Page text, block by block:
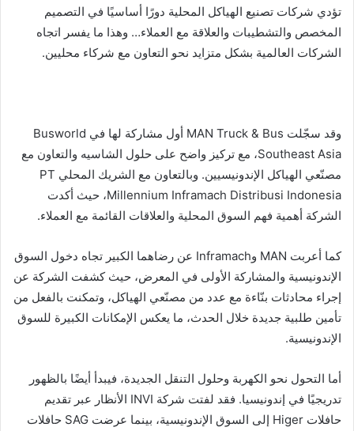
تؤدي شركات تصنيع الهياكل المحلية دورًا أساسيًا في التصميم
المخصص والتشطيبات والعلاقة مع العملاء… وهذا ما يفسر اتجاه
الشركات العالمية بشكل متزايد نحو التعاون مع شركاء محليين.
وقد سجّلت MAN Truck & Bus أول مشاركة لها في Busworld
Southeast Asia، مع تركيز واضح على حلول الشاسيه والتعاون مع
مصنّعي الهياكل الإندونيسيين. وبالتعاون مع الشريك المحلي PT
Millennium Inframach Distribusi Indonesia، حيث أكدت
الشركة أهمية فهم السوق المحلية والعلاقات القائمة مع العملاء.
كما أعربت MAN وInframach عن رضاهما الكبير تجاه دخول السوق
الإندونيسية والمشاركة الأولى في المعرض، حيث كشفت الشركة عن
إجراء محادثات بنّاءة مع عدد من مصنّعي الهياكل، وتمكنت بالفعل من
تأمين طلبية جديدة خلال الحدث، ما يعكس الإمكانات الكبيرة للسوق
الإندونيسية.
أما التحول نحو الكهربة وحلول التنقل الجديدة، فيبدأ أيضًا بالظهور
تدريجيًا في إندونيسيا. فقد لفتت شركة INVI الأنظار عبر تقديم
حافلات Higer إلى السوق الإندونيسية، بينما عرضت SAG حافلات